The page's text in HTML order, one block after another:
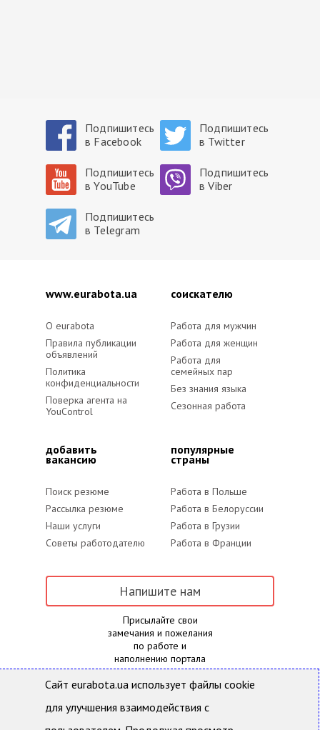
Подпишитесь
в Facebook
Подпишитесь
в Twitter
Подпишитесь
в YouTube
Подпишитесь
в Viber
Подпишитесь
в Telegram
www.eurabota.ua
O eurabota
Правила публикации
объявлений
Политика
конфиденциальности
Поверка агента на
YouControl
cоискателю
Работа для мужчин
Работа для женщин
Работа для
семейных пар
Без знания языка
Сезонная работа
добавить
вакансию
Поиск резюме
Рассылка резюме
Наши услуги
Советы работодателю
популярные
страны
Работа в Польше
Работа в Белоруссии
Работа в Грузии
Работа в Франции
Напишите нам
Присылайте свои
замечания и пожелания
по работе и
наполнению портала
Eurabota.ua- Поиск работы и подбор персонала
Сайт eurabota.ua использует файлы cookie
для улучшения взаимодействия с